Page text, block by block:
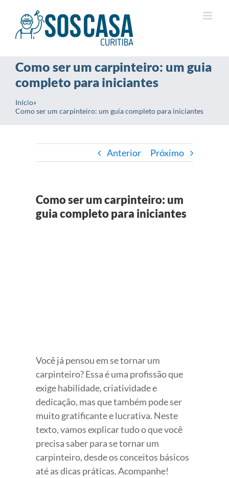
Como ser um carpinteiro: um guia
completo para iniciantes
Início»
Como ser um carpinteiro: um guia completo para iniciantes
Anterior Próximo
Como ser um carpinteiro: um
guia completo para iniciantes
Você já pensou em se tornar um
carpinteiro? Essa é uma profissão que
exige habilidade, criatividade e
dedicação, mas que também pode ser
muito gratificante e lucrativa. Neste
texto, vamos explicar tudo o que você
precisa saber para se tornar um
carpinteiro, desde os conceitos básicos
até as dicas práticas. Acompanhe!